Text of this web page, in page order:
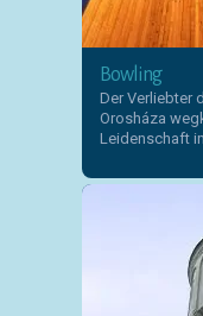
Bowling
Der Verliebter
Orosháza
Leidenschaft